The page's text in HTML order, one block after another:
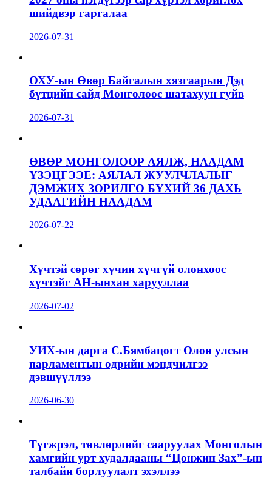
шийдвэр гаргалаа
2026-07-31
ОХУ-ын Өвөр Байгалын хязгаарын Дэд
бүтцийн сайд Монголоос шатахуун гуйв
2026-07-31
ӨВӨР МОНГОЛООР АЯЛЖ, НААДАМ
ҮЗЭЦГЭЭЕ: АЯЛАЛ ЖУУЛЧЛАЛЫГ
ДЭМЖИХ ЗОРИЛГО БҮХИЙ 36 ДАХЬ
УДААГИЙН НААДАМ
2026-07-22
Хүчтэй сөрөг хүчин хүчгүй олонхоос
хүчтэйг АН-ынхан харууллаа
2026-07-02
УИХ-ын дарга С.Бямбацогт Олон улсын
парламентын өдрийн мэндчилгээ
дэвшүүллээ
2026-06-30
Түгжрэл, төвлөрлийг сааруулах Монголын
хамгийн урт худалдааны “Цонжин Зах”-ын
талбайн борлуулалт эхэллээ